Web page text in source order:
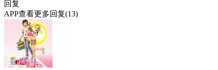
回复
APP查看更多回复(13)